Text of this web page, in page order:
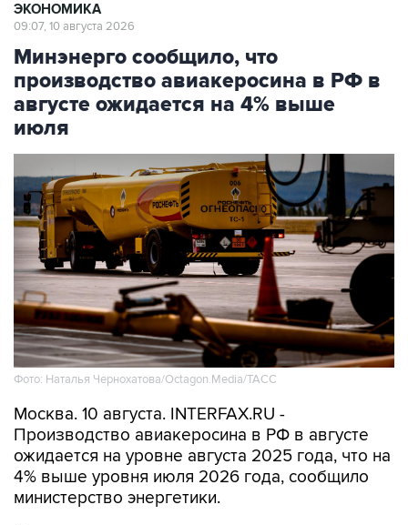
ЭКОНОМИКА
09:07, 10 августа 2026
Минэнерго сообщило, что
производство авиакеросина в РФ в
августе ожидается на 4% выше
июля
Фото: Наталья Чернохатова/Octagon.Media/ТАСС
Москва. 10 августа. INTERFAX.RU -
Производство авиакеросина в РФ в августе
ожидается на уровне августа 2025 года, что на
4% выше уровня июля 2026 года, сообщило
министерство энергетики.